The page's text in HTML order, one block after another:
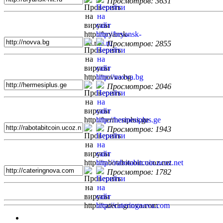
Просмотров: 2855
Просмотров: 2046
Просмотров: 1943
Просмотров: 1782